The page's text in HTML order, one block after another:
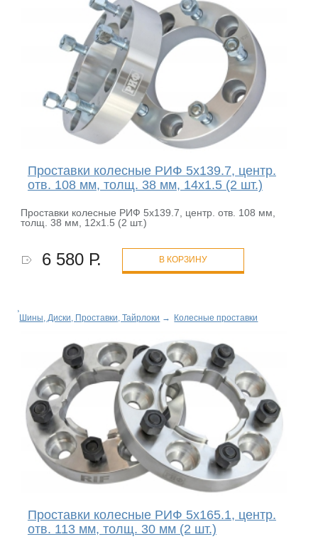
Проставки колесные РИФ 5x139.7, центр.
отв. 108 мм, толщ. 38 мм, 14x1.5 (2 шт.)
Проставки колесные РИФ 5x139.7, центр. отв. 108 мм,
толщ. 38 мм, 12x1.5 (2 шт.)
6 580 Р. В КОРЗИНУ
Шины, Диски, Проставки, Тайрлоки → Колесные проставки
Проставки колесные РИФ 5x165.1, центр.
отв. 113 мм, толщ. 30 мм (2 шт.)